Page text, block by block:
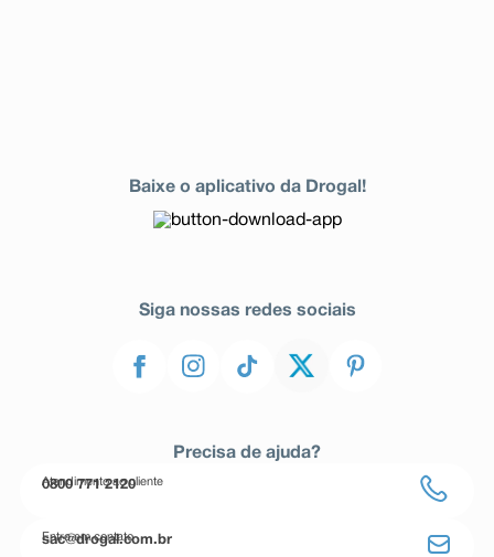
Baixe o aplicativo da Drogal!
Siga nossas redes sociais
Precisa de ajuda?
Atendimento ao cliente
0800 771 2120
Entre em contato
sac@drogal.com.br